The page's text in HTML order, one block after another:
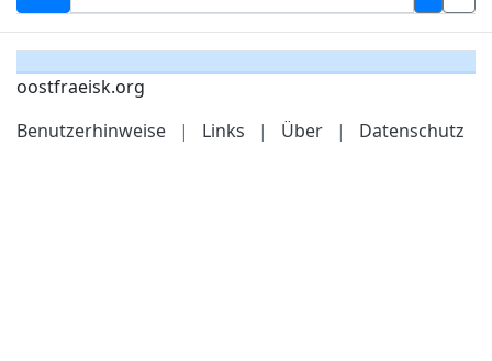
oostfraeisk.org
Benutzerhinweise
| Links | Über | Datenschutz